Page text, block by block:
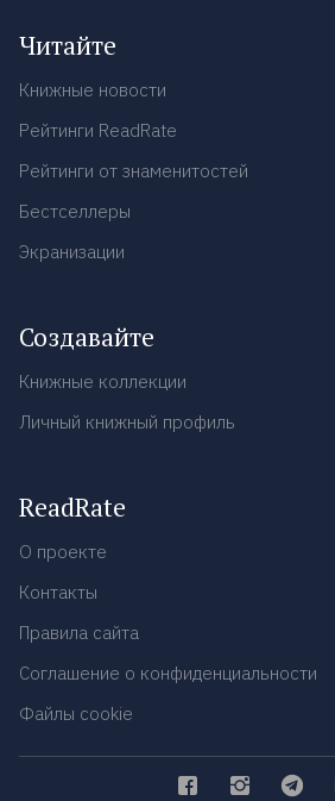
Читайте
Книжные новости
Рейтинги ReadRate
Рейтинги от знаменитостей
Бестселлеры
Экранизации
Создавайте
Книжные коллекции
Личный книжный профиль
ReadRate
О проекте
Контакты
Правила сайта
Соглашение о конфиденциальности
Файлы cookie